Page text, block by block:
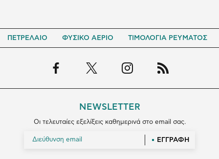
ΠΕΤΡΕΛΑΙΟ ΦΥΣΙΚΟ ΑΕΡΙΟ ΤΙΜΟΛΟΓΙΑ ΡΕΥΜΑΤΟΣ
NEWSLETTER
Οι τελευταίες εξελίξεις καθημερινά στο email σας.
ΕΓΓΡΑΦΗ